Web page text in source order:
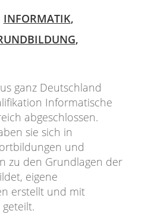
INFORMATIK,
,
ganz Deutschland
Informatische
abgeschlossen.
sie sich in
und
zu den Grundlagen der
eigene
erstellt und mit